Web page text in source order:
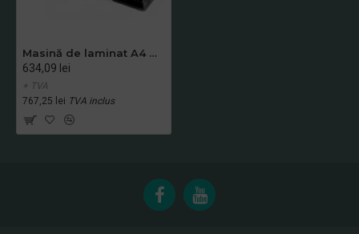
Masină de laminat A4 Dahle 70204
634,09 lei
+ TVA
767,25 lei TVA inclus